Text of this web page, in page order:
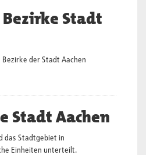
Stadt
der Stadt Aachen
Stadt Aachen
das Stadtgebiet in
Einheiten unterteilt.